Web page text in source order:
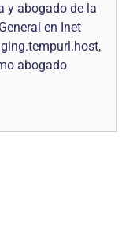
y abogado de la
en Inet
abogado